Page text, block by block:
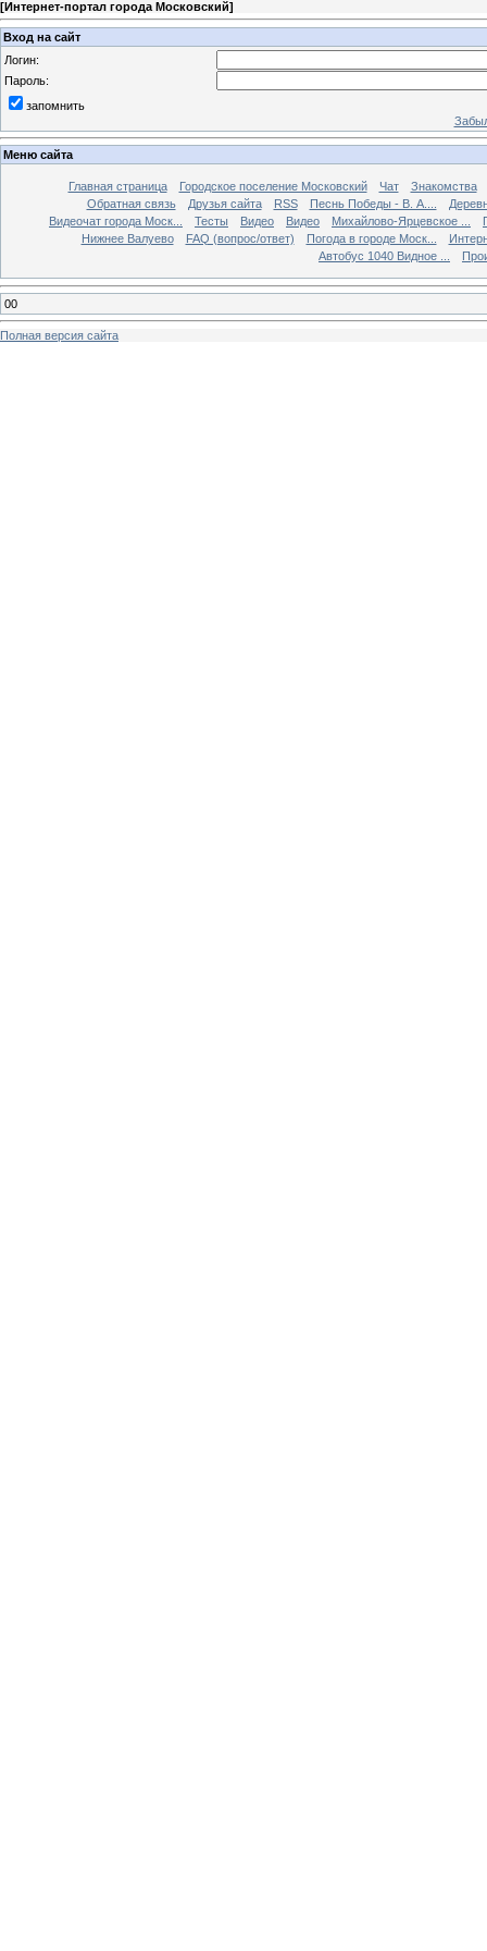
[Интернет-портал города Московский]
Вход на сайт
Логин:
Пароль:
запомнить
Меню сайта
Главная страница Городское поселение Московский Чат
Знакомства
Обратная связь
Друзья сайта RSS Песнь Победы - В. А....
Видеочат города Моск...
Тесты Видео Видео Михайлово-Ярцевское ...
Нижнее Валуево
FAQ (вопрос/ответ) Погода в городе Моск...
Автобус 1040 Видное ...
00
Полная версия сайта